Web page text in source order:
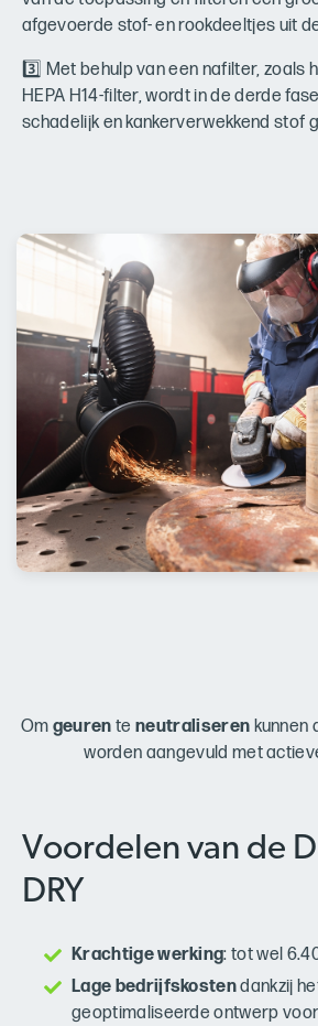
afgevoerde stof- en rookdeeltjes uit
3️⃣ Met behulp van een nafilter, zoals
HEPA H14-filter, wordt in de derde fase
schadelijk en kankerverwekkend stof
Om geuren teneutraliseren kunnen
worden aangevuld met
Voordelen van de
DRY
Krachtige werking: tot wel
Lage bedrijfskostendankzij
geoptimaliseerde ontwerp